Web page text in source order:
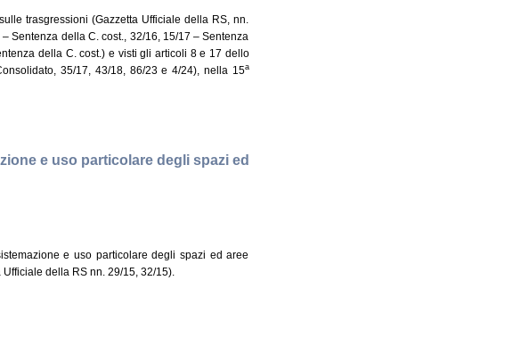
trasgressioni (Gazzetta Ufficiale della RS, nn.
Sentenza della C. cost., 32/16, 15/17 – Sentenza
della C. cost.) e visti gli articoli 8 e 17 dello
35/17, 43/18, 86/23 e 4/24), nella 15a
e uso particolare degli spazi ed
e uso particolare degli spazi ed aree
della RS nn. 29/15, 32/15).